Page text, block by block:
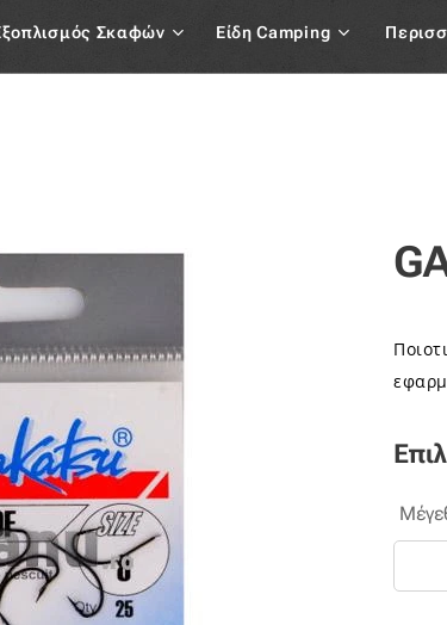
Σκαφών Είδη Camping